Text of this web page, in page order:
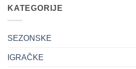
KATEGORIJE
SEZONSKE
IGRAČKE